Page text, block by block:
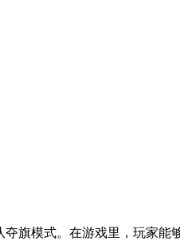
旗模式。在游戏里，玩家